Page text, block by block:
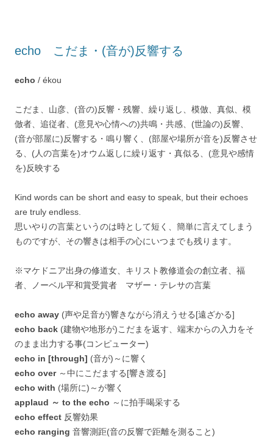
echo こだま・(音が)反響する
echo / ékou
こだま、山彦、(音の)反響・残響、繰り返し、模倣、真似、模
倣者、追従者、(意見や心情への)共鳴・共感、(世論の)反響、
(音が部屋に)反響する・鳴り響く、(部屋や場所が音を)反響させ
る、(人の言葉を)オウム返しに繰り返す・真似る、(意見や感情
を)反映する
Kind words can be short and easy to speak, but their echoes
are truly endless.
思いやりの言葉というのは時として短く、簡単に言えてしまう
ものですが、その響きは相手の心にいつまでも残ります。
※マケドニア出身の修道女、キリスト教修道会の創立者、福
者、ノーベル平和賞受賞者 マザー・テレサの言葉
echo away (声や足音が)響きながら消えうせる[遠ざかる]
echo back (建物や地形が)こだまを返す、端末からの入力をそ
のまま出力する事(コンピューター)
echo in [through] (音が)～に響く
echo over～中にこだまする[響き渡る]
echo with (場所に)～が響く
applaud ～ to the echo ～に拍手喝采する
echo effect 反響効果
echo ranging 音響測距(音の反響で距離を測ること)